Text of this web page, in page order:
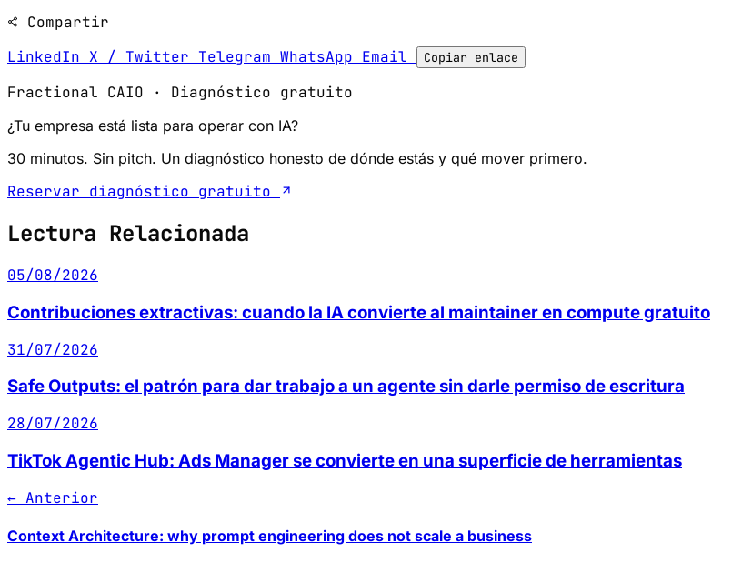
Compartir
LinkedIn X / Twitter Telegram WhatsApp Email Copiar enlace
Fractional CAIO · Diagnóstico gratuito
¿Tu empresa está lista para operar con IA?
30 minutos. Sin pitch. Un diagnóstico honesto de dónde estás y qué mover primero.
Reservar diagnóstico gratuito
Lectura Relacionada
05/08/2026
Contribuciones extractivas: cuando la IA convierte al maintainer en compute gratuito
31/07/2026
Safe Outputs: el patrón para dar trabajo a un agente sin darle permiso de escritura
28/07/2026
TikTok Agentic Hub: Ads Manager se convierte en una superficie de herramientas
← Anterior
Context Architecture: why prompt engineering does not scale a business